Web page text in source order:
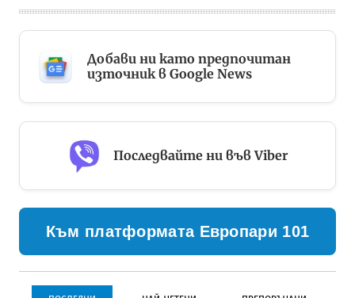
Добави ни като предпочитан
източник в Google News
Последвайте ни във Viber
Към платформата Европари 101